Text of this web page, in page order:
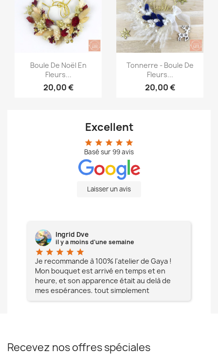
Aperçu rapide
Boule De Noël En
Fleurs...
20,00 €
Aperçu rapide
Tonnerre - Boule De
Fleurs...
20,00 €
Excellent
star star star star star
Basé sur 99avis
Laisser un avis
Ingrid Dve
il y a moins d'une semaine
star star star star star
Je recommande à 100% l'atelier de Gaya !
Mon bouquet est arrivé en temps et en
heure, et son apparence était au delà de
mes espérances, tout simplement
Recevez nos offres spéciales